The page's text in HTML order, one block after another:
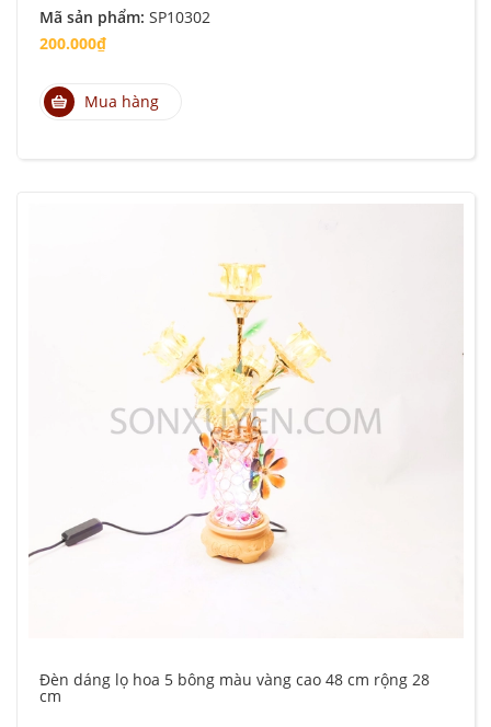
Mã sản phẩm: SP10302
200.000₫
Mua hàng
Đèn dáng lọ hoa 5 bông màu vàng cao 48 cm rộng 28
cm